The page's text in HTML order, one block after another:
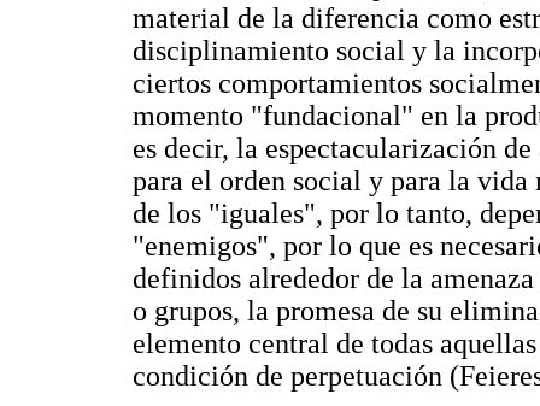
material de la diferencia como
disciplinamiento social y la
ciertos comportamientos
momento "fundacional" en la
es decir, la espectacularización
para el orden social y para la
de los "iguales", por lo tanto,
"enemigos", por lo que es
definidos alrededor de la
o grupos, la promesa de su
elemento central de todas
condición de perpetuación